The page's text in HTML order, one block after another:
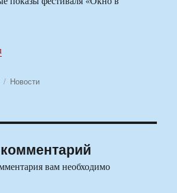
Рубрики
Новости
вам необходимо